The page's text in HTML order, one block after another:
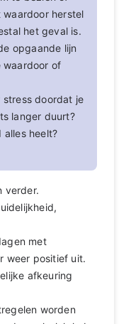
herstel
het geval is.
opgaande lijn
waardoor of
doordat je
langer duurt?
heelt?
verder.
met
weer positief uit.
afkeuring
worden